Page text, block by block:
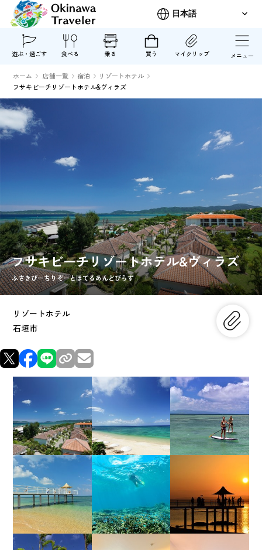
遊ぶ・過ごす 食べる 乗る 買う マイクリップ メニュー
ホーム 店舗一覧 宿泊
リゾートホテル
フサキビーチリゾートホテル&ヴィラズ
フサキビーチリゾートホテル&ヴィラズ
ふさきびーちりぞーとほてるあんどびらず
リゾートホテル
石垣市